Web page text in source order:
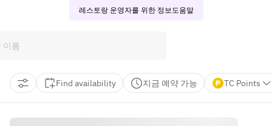
레스토랑 운영자를 위한 정보도움말
Find availability 지금 예약 가능 TC Points